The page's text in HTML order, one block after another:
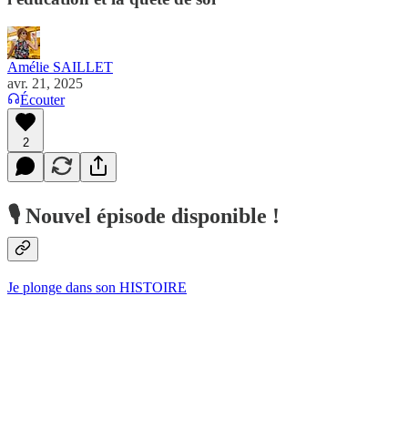
Amélie SAILLET
avr. 21, 2025
Écouter
2
🎙️ Nouvel épisode disponible !
Je plonge dans son HISTOIRE